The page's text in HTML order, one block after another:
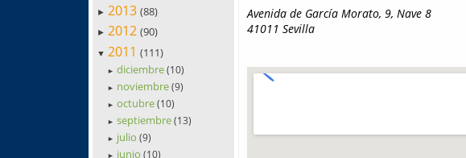
► 2013 (88)
► 2012 (90)
▼ 2011 (111)
► diciembre(10)
► noviembre(9)
► octubre(10)
► septiembre(13)
► julio(9)
► junio(10)
Avenida de García Morato, 9, Nave 8
41011 Sevilla